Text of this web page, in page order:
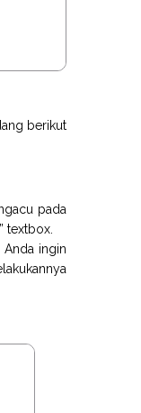
berikut
pada
” textbox.
ingin